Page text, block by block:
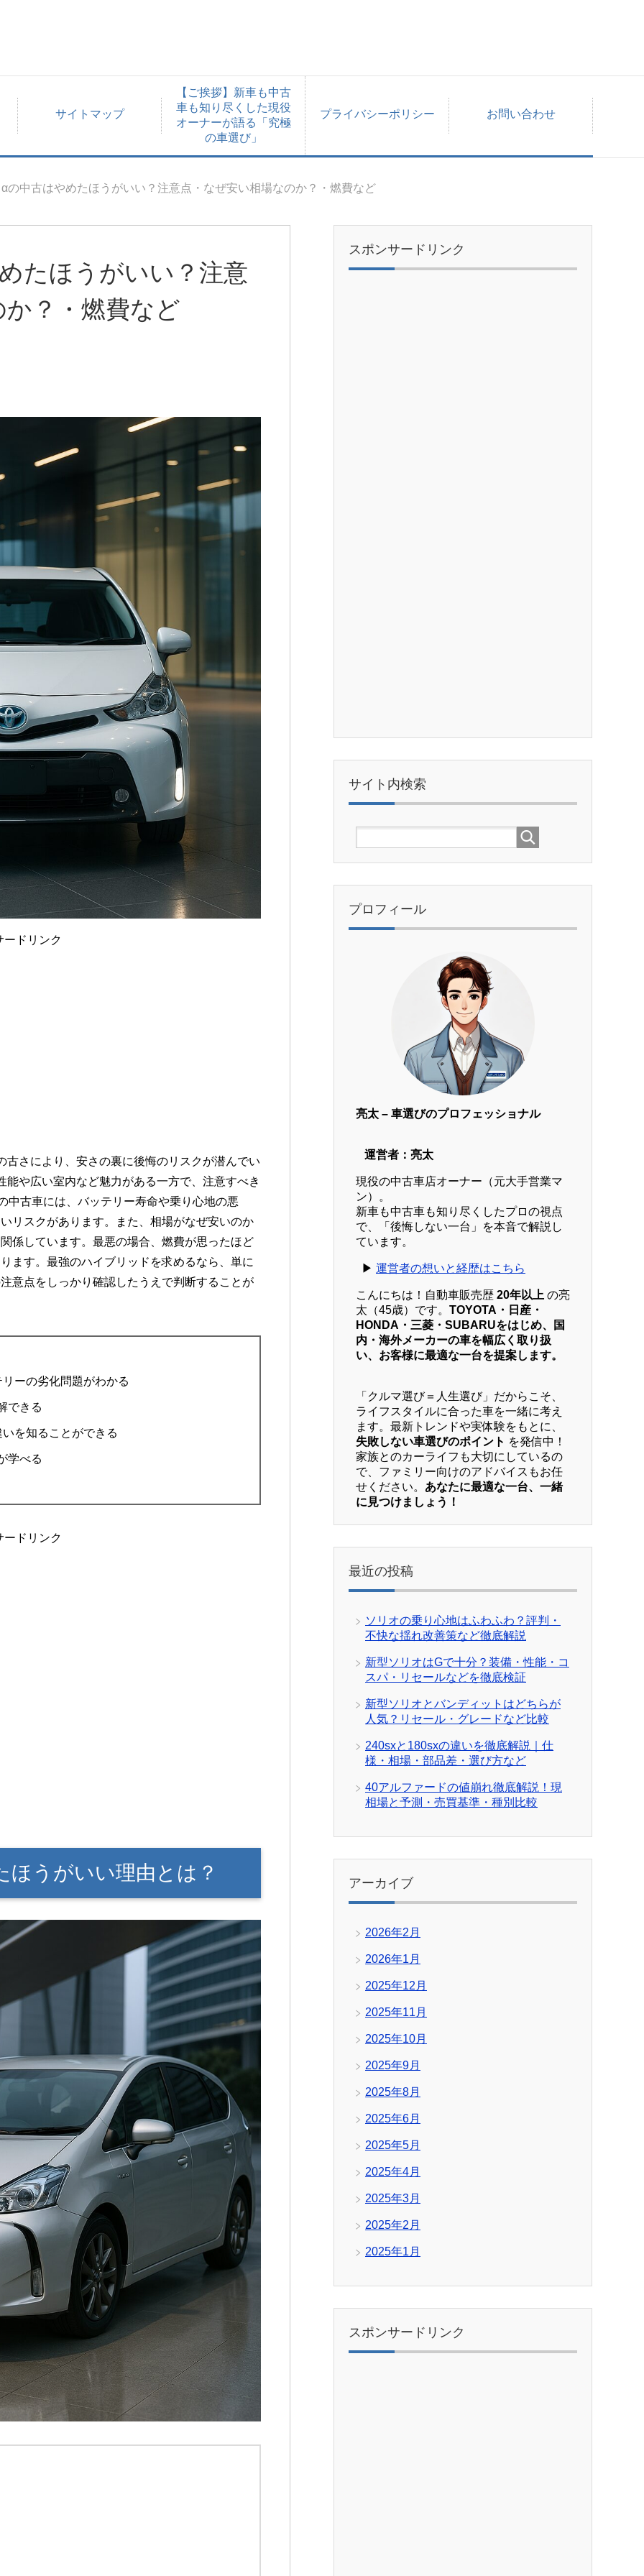
サイトマップ
【ご挨拶】新車も中古
車も知り尽くした現役
オーナーが語る「究極
の車選び」
プライバシーポリシー お問い合わせ
の中古はやめたほうがいい？注意点・なぜ安い相場なのか？・燃費など
たほうがいい？注意
？・燃費など
ードリンク
さにより、安さの裏に後悔のリスクが潜んでい
や広い室内など魅力がある一方で、注意すべき
中古車には、バッテリー寿命や乗り心地の悪
リスクがあります。また、相場がなぜ安いのか
係しています。最悪の場合、燃費が思ったほど
ます。最強のハイブリッドを求めるなら、単に
意点をしっかり確認したうえで判断することが
ーの劣化問題がわかる
できる
を知ることができる
学べる
ードリンク
うがいい理由とは？
スポンサードリンク
サイト内検索
プロフィール
亮太 – 車選びのプロフェッショナル
運営者：亮太
現役の中古車店オーナー（元大手営業マ
ン）。
新車も中古車も知り尽くしたプロの視点
で、「後悔しない一台」を本音で解説し
ています。
▶︎ 運営者の想いと経歴はこちら
こんにちは！自動車販売歴 20年以上 の亮
太（45歳）です。 TOYOTA・日産・
HONDA・三菱・SUBARUをはじめ、国
内・海外メーカーの車を幅広く取り扱
い、お客様に最適な一台を提案します。
「クルマ選び＝人生選び」だからこそ、
ライフスタイルに合った車を一緒に考え
ます。最新トレンドや実体験をもとに、
失敗しない車選びのポイント を発信中！
家族とのカーライフも大切にしているの
で、ファミリー向けのアドバイスもお任
せください。 あなたに最適な一台、一緒
に見つけましょう！
最近の投稿
ソリオの乗り心地はふわふわ？評判・
不快な揺れ改善策など徹底解説
新型ソリオはGで十分？装備・性能・コ
スパ・リセールなどを徹底検証
新型ソリオとバンディットはどちらが
人気？リセール・グレードなど比較
240sxと180sxの違いを徹底解説｜仕
様・相場・部品差・選び方など
40アルファードの値崩れ徹底解説！現
相場と予測・売買基準・種別比較
アーカイブ
2026年2月
2026年1月
2025年12月
2025年11月
2025年10月
2025年9月
2025年8月
2025年6月
2025年5月
2025年4月
2025年3月
2025年2月
2025年1月
スポンサードリンク